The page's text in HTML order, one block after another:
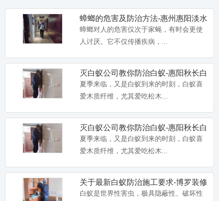
蟑螂的危害及防治方法-惠州惠阳淡水
杀虫公司,淡水灭蟑螂
蟑螂对人的危害仅次于家蝇，有时会更使
人讨厌。它不仅传播疾病，...
灭白蚁公司教你防治白蚁-惠阳秋长白
蚁防治,沙田灭白蚁公司
夏季来临，又是白蚁到来的时刻，白蚁喜
爱木质纤维，尤其爱吃松木...
灭白蚁公司教你防治白蚁-惠阳秋长白
蚁防治,沙田灭白蚁公司
夏季来临，又是白蚁到来的时刻，白蚁喜
爱木质纤维，尤其爱吃松木...
关于最新白蚁防治施工要求-博罗装修
白蚁预防,惠州博罗白蚁防
白蚁是世界性害虫，极具隐蔽性、破坏性
卫豹·10%吡虫啉悬浮剂-惠州淡水装
修预防白蚁杀白药物-惠
卫豹·10%吡虫啉悬浮剂,兑水比例：1：
100倍,惠州淡水装...
卫豹·卫喜2.5%氟虫腈悬浮剂-惠州装
修预防白蚁杀白药品-
卫豹·卫喜2.5%氟虫腈悬浮剂,惠州装修预
防白蚁药,惠州杀白...